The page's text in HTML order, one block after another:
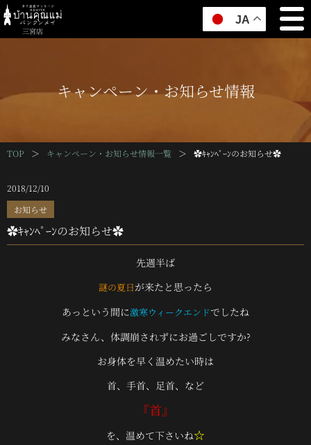
三宮店
キャンペーン・お知らせ情報
TOP ＞ キャンペーン・お知らせ情報一覧 ＞ ✿ｷｬﾝﾍﾟｰﾝのお知らせ✿
2018/12/10
お知らせ
✿ｷｬﾝﾍﾟｰﾝのお知らせ✿
先週半ば
謎の夏日が来たと思ったら
あっという間に激寒ウィークエンドでしたね
みなさん、体調崩されずにお過ごしですか?
お身体を早く温めたい時は
首、手首、足首、など
『首』
を、温めて下さいね☆
JA